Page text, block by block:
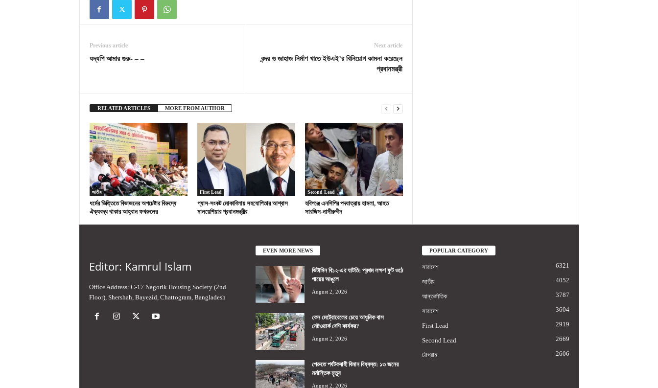
Previous article
যদ্যপি আমার গুরু- – –
Next article
বন্দর ও জাহাজ নির্মাণ খাতে ইউএই’র বিনিয়োগ কামনা করেছেন
প্রধানমন্ত্রী
RELATED ARTICLES MORE FROM AUTHOR
জাতীয়
ধর্মের ভিত্তিতে বিভাজনের অপচেষ্টার বিরুদ্ধে
ঐক্যবদ্ধ থাকার আহ্বান ফখরুলের
First Lead
গ্যাস-সংকট মোকাবিলায় সহযোগিতার আশ্বাস
মালয়েশিয়ার প্রধানমন্ত্রীর
Second Lead
হবিগঞ্জে এনসিপির পদযাত্রায় হামলা, আহত
সারজিস-নাসীরুদ্দীন
Editor: Kamrul Islam
Office Address: C-17 Nagorik Housing Society (2nd
Floor), Shershah, Bayezid, Chattogram, Bangladesh
EVEN MORE NEWS
ভিটামিন বি১২-এর ঘাটতি: প্রথম লক্ষণ ফুট ওঠে
পায়ের আঙুলে
August 2, 2026
কেন মেট্রোরেলের চেয়ে আধুনিক বাস
নেটওয়ার্ক বেশি কার্যকর?
August 2, 2026
পেরুতে পর্যটকবাহী বিমান বিধ্বস্ত: ১৩ জনের
মর্মান্তিক মৃত্যু
August 2, 2026
POPULAR CATEGORY
সারাদেশ 6321
জাতীয় 4052
আন্তর্জাতিক 3787
সারাদেশ 3604
First Lead 2919
Second Lead 2669
চট্টগ্রাম 2606